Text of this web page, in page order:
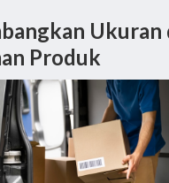
Ukuran
Produk